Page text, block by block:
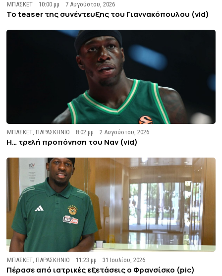
ΜΠΑΣΚΕΤ 10:00 μμ 7 Αυγούστου, 2026
To teaser της συνέντευξης του Γιαννακόπουλου (vid)
ΜΠΑΣΚΕΤ,ΠΑΡΑΣΚΗΝΙΟ 8:02 μμ 2 Αυγούστου, 2026
Η… τρελή προπόνηση του Ναν (vid)
ΜΠΑΣΚΕΤ,ΠΑΡΑΣΚΗΝΙΟ 11:23 μμ 31 Ιουλίου, 2026
Πέρασε από ιατρικές εξετάσεις ο Φρανσίσκο (pic)